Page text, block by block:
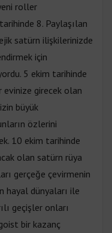
roller
8. Paylaşılan
satürn ilişkilerinizde
için
5 ekim tarihinde
evinize girecek olan
büyük
özlerini
10 ekim tarihinde
olan satürn rüya
gerçeğe çevirmenin
hayal dünyaları ile
geçişler onları
bir kazanç